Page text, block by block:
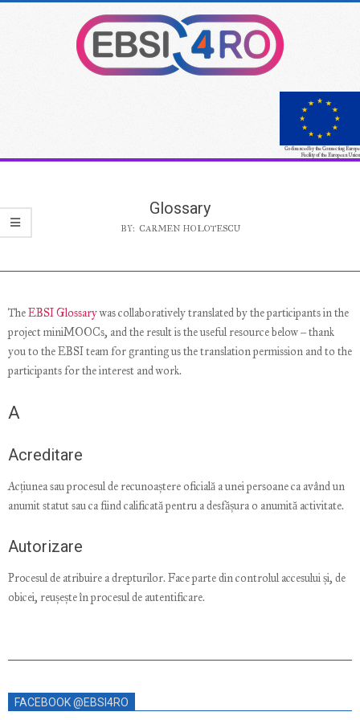
Co-financed by the Connecting Europe
Facility of the European Union
Menu
Glossary
BY: CARMEN HOLOTESCU
TheEBSI Glossarywas collaboratively translated by the participants in the
project miniMOOCs, and the result is the useful resource below – thank
you to the EBSI team for granting us the translation permission and to the
participants for the interest and work.
A
Acreditare
Acțiunea sau procesul de recunoaștere oficială a unei persoane ca având un
anumit statut sau ca fiind calificată pentru a desfășura o anumită activitate.
Autorizare
Procesul de atribuire a drepturilor. Face parte din controlul accesului și, de
obicei, reușește în procesul de autentificare.
25FACEBOOK @EBSI4RO